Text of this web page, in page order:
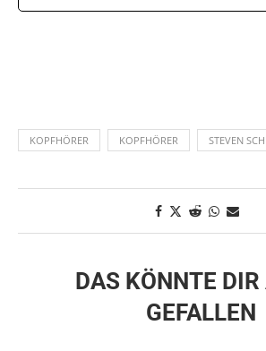
KOPFHÖRER KOPFHÖRER STEVEN
DAS KÖNNTE DIR
GEFALLEN